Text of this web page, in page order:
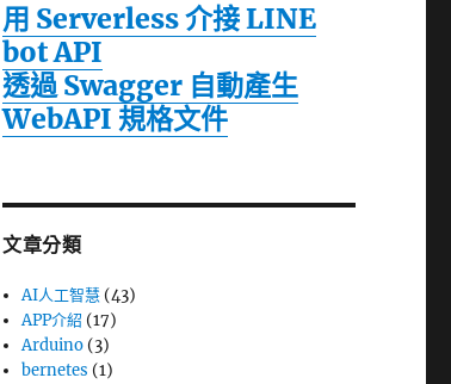
用 Serverless 介接 LINE
bot API
透過 Swagger 自動產生
WebAPI 規格文件
文章分類
AI人工智慧 (43)
APP介紹 (17)
Arduino (3)
bernetes (1)